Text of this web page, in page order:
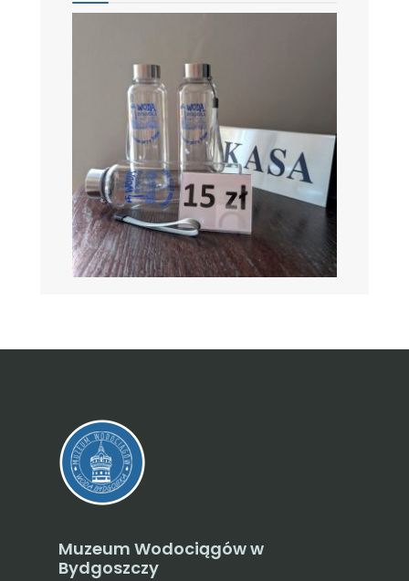
Muzeum Wodociągów w
Bydgoszczy